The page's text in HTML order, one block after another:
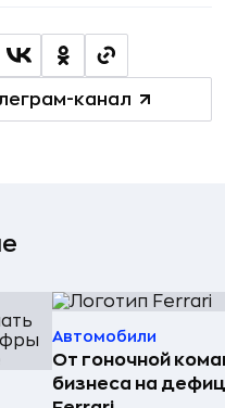
канал
Автомобили
От гоночной
бизнеса на